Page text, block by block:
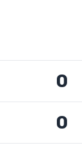
0
0